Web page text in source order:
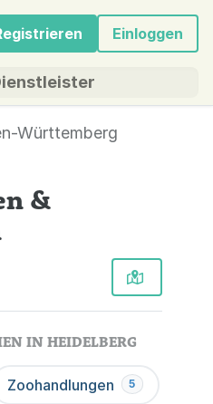
Einloggen
Württemberg
&
IN HEIDELBERG
Zoohandlungen 5